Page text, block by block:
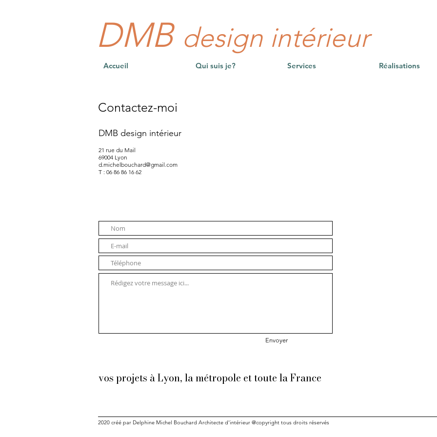
DMB design intérieur
Accueil Qui suis je? Services Réalisations
Contactez-moi
DMB design intérieur
21 rue du Mail
69004 Lyon
d.michelbouchard@gmail.com
T : 06 86 86 16 62
Envoyer
vos projets à Lyon, la métropole et toute la France
2020 créé par Delphine Michel Bouchard Architecte d'intérieur @copyright tous droits réservés